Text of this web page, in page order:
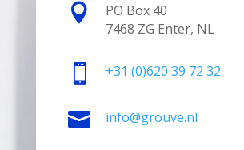

PO Box 40
7468 ZG Enter, NL
 +31 (0)620 39 72 32
 info@grouve.nl